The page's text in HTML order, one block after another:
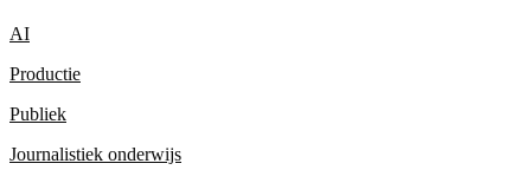
AI
Productie
Publiek
Journalistiek onderwijs